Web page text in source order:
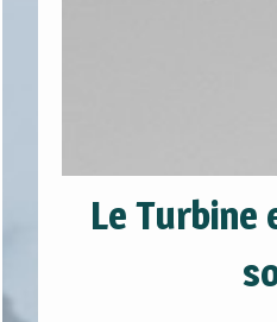
Le Turbine